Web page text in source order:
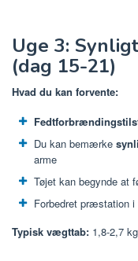
Uge 3:
(dag 15-21)
Hvad du kan forvente:
Du kan bemærke
arme
Tøjet kan begynde at
Forbedret præstation
Typisk vægttab: 1,8-2,7